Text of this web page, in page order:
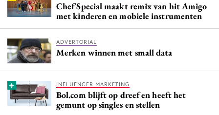
Chef'Special maakt remix van hit Amigo
met kinderen en mobiele instrumenten
ADVERTORIAL
Merken winnen met small data
INFLUENCER MARKETING
Bol.com blijft op dreef en heeft het
gemunt op singles en stellen